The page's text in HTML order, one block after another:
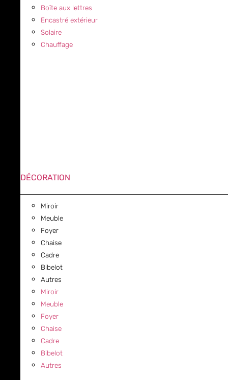
Boîte aux lettres
Encastré extérieur
Solaire
Chauffage
DÉCORATION
Miroir
Meuble
Foyer
Chaise
Cadre
Bibelot
Autres
Miroir
Meuble
Foyer
Chaise
Cadre
Bibelot
Autres